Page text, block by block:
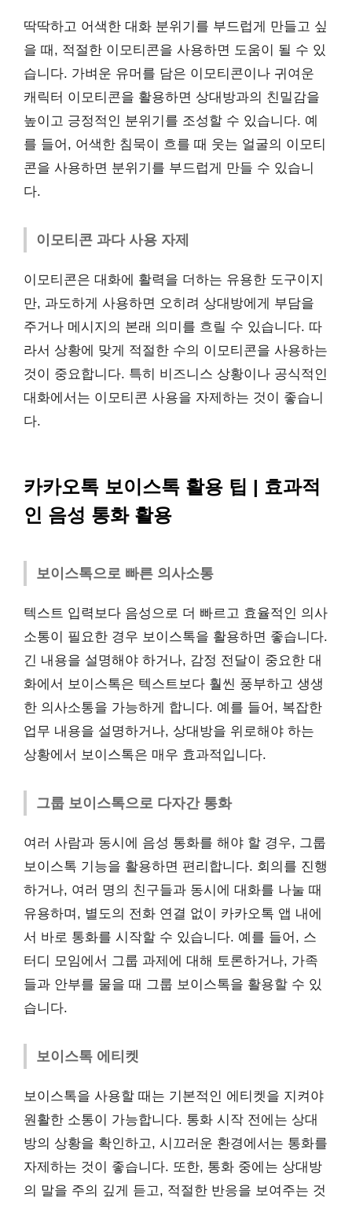
딱딱하고 어색한 대화 분위기를 부드럽게 만들고 싶
을 때, 적절한 이모티콘을 사용하면 도움이 될 수 있
습니다. 가벼운 유머를 담은 이모티콘이나 귀여운
캐릭터 이모티콘을 활용하면 상대방과의 친밀감을
높이고 긍정적인 분위기를 조성할 수 있습니다. 예
를 들어, 어색한 침묵이 흐를 때 웃는 얼굴의 이모티
콘을 사용하면 분위기를 부드럽게 만들 수 있습니
다.
이모티콘 과다 사용 자제
이모티콘은 대화에 활력을 더하는 유용한 도구이지
만, 과도하게 사용하면 오히려 상대방에게 부담을
주거나 메시지의 본래 의미를 흐릴 수 있습니다. 따
라서 상황에 맞게 적절한 수의 이모티콘을 사용하는
것이 중요합니다. 특히 비즈니스 상황이나 공식적인
대화에서는 이모티콘 사용을 자제하는 것이 좋습니
다.
카카오톡 보이스톡 활용 팁 | 효과적
인 음성 통화 활용
보이스톡으로 빠른 의사소통
텍스트 입력보다 음성으로 더 빠르고 효율적인 의사
소통이 필요한 경우 보이스톡을 활용하면 좋습니다.
긴 내용을 설명해야 하거나, 감정 전달이 중요한 대
화에서 보이스톡은 텍스트보다 훨씬 풍부하고 생생
한 의사소통을 가능하게 합니다. 예를 들어, 복잡한
업무 내용을 설명하거나, 상대방을 위로해야 하는
상황에서 보이스톡은 매우 효과적입니다.
그룹 보이스톡으로 다자간 통화
여러 사람과 동시에 음성 통화를 해야 할 경우, 그룹
보이스톡 기능을 활용하면 편리합니다. 회의를 진행
하거나, 여러 명의 친구들과 동시에 대화를 나눌 때
유용하며, 별도의 전화 연결 없이 카카오톡 앱 내에
서 바로 통화를 시작할 수 있습니다. 예를 들어, 스
터디 모임에서 그룹 과제에 대해 토론하거나, 가족
들과 안부를 물을 때 그룹 보이스톡을 활용할 수 있
습니다.
보이스톡 에티켓
보이스톡을 사용할 때는 기본적인 에티켓을 지켜야
원활한 소통이 가능합니다. 통화 시작 전에는 상대
방의 상황을 확인하고, 시끄러운 환경에서는 통화를
자제하는 것이 좋습니다. 또한, 통화 중에는 상대방
의 말을 주의 깊게 듣고, 적절한 반응을 보여주는 것